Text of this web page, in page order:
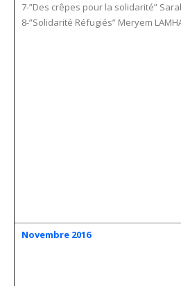
7-”Des crêpes pour la solidarité”
8-”Solidarité Réfugiés” Meryem
Novembre 2016